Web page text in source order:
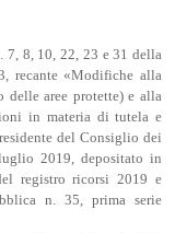
8, 10, 22, 23 e 31 della
recante «Modifiche alla
delle aree protette) e alla
in materia di tutela e
del Consiglio dei
2019, depositato in
registro ricorsi 2019 e
n. 35, prima serie